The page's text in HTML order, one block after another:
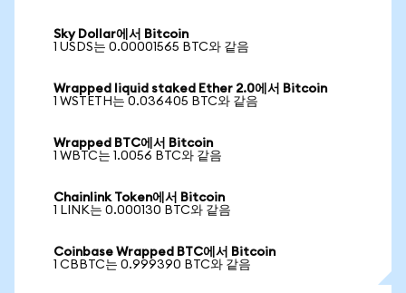
Sky Dollar에서 Bitcoin
1 USDS는 0.00001565 BTC와 같음
Wrapped liquid staked Ether 2.0에서 Bitcoin
1 WSTETH는 0.036405 BTC와 같음
Wrapped BTC에서 Bitcoin
1 WBTC는 1.0056 BTC와 같음
Chainlink Token에서 Bitcoin
1 LINK는 0.000130 BTC와 같음
Coinbase Wrapped BTC에서 Bitcoin
1 CBBTC는 0.999390 BTC와 같음